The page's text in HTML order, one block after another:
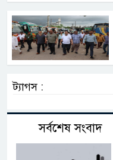
ট্যাগস :
সর্বশেষ সংবাদ